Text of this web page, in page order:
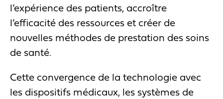
l’expérience des patients, accroître
l’efficacité des ressources et créer de
nouvelles méthodes de prestation des soins
de santé.
Cette convergence de la technologie avec
les dispositifs médicaux, les systèmes de